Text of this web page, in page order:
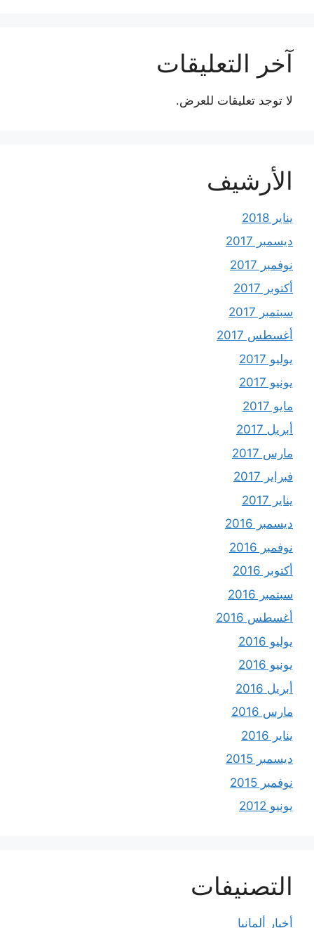
آخر التعليقات
لا توجد تعليقات للعرض.
الأرشيف
يناير 2018
ديسمبر 2017
نوفمبر 2017
أكتوبر 2017
سبتمبر 2017
أغسطس 2017
يوليو 2017
يونيو 2017
مايو 2017
أبريل 2017
مارس 2017
فبراير 2017
يناير 2017
ديسمبر 2016
نوفمبر 2016
أكتوبر 2016
سبتمبر 2016
أغسطس 2016
يوليو 2016
يونيو 2016
أبريل 2016
مارس 2016
يناير 2016
ديسمبر 2015
نوفمبر 2015
يونيو 2012
التصنيفات
أخبار ألمانيا